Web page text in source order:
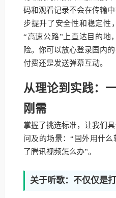
码和观看记录不会在传输
步提升了安全性和稳定性
“高速公路”上直达目的地
险。你可以放心登录国内
付费还是发送弹幕互动。
从理论到实践：
刚需
掌握了挑选标准，让我们
问及的场景：“国外用什
了腾讯视频怎么办”。
关于听歌：不仅仅是